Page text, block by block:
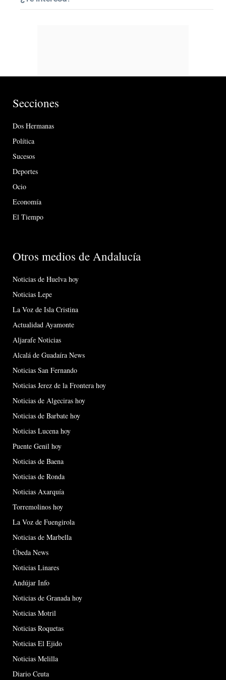
Secciones
Dos Hermanas
Política
Sucesos
Deportes
Ocio
Economía
El Tiempo
Otros medios de Andalucía
Noticias de Huelva hoy
Noticias Lepe
La Voz de Isla Cristina
Actualidad Ayamonte
Aljarafe Noticias
Alcalá de Guadaíra News
Noticias San Fernando
Noticias Jerez de la Frontera hoy
Noticias de Algeciras hoy
Noticias de Barbate hoy
Noticias Lucena hoy
Puente Genil hoy
Noticias de Baena
Noticias de Ronda
Noticias Axarquía
Torremolinos hoy
La Voz de Fuengirola
Noticias de Marbella
Úbeda News
Noticias Linares
Andújar Info
Noticias de Granada hoy
Noticias Motril
Noticias Roquetas
Noticias El Ejido
Noticias Melilla
Diario Ceuta